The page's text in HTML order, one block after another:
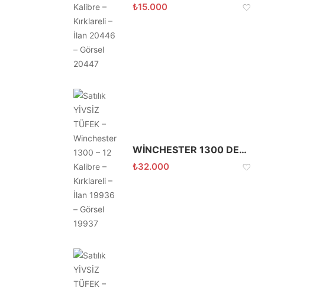
₺15.000
WİNCHESTER 1300 DEFENDER 5+1
₺32.000